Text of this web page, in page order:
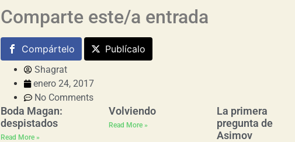
Comparte este/a entrada
Compártelo Publícalo
Shagrat
enero 24, 2017
No Comments
Boda Magan:
despistados
Read More »
Volviendo
Read More »
La primera
pregunta de
Asimov